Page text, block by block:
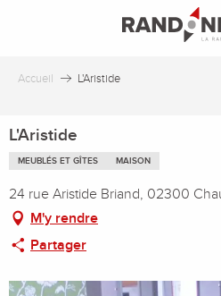
principal
Accueil L'Aristide
L'Aristide
MEUBLÉS ET GÎTES MAISON
24 rue Aristide Briand, 02300
M'y rendre
Partager